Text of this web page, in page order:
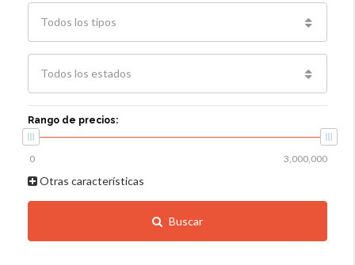
Todos los tipos
Todos los estados
Rango de precios:
Otras características
Buscar